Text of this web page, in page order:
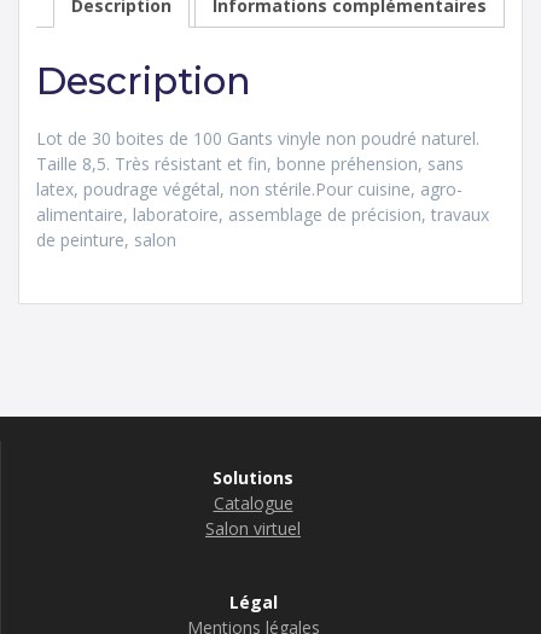
Description Informations complémentaires
Description
Lot de 30 boites de 100 Gants vinyle non poudré naturel.
Taille 8,5. Très résistant et fin, bonne préhension, sans
latex, poudrage végétal, non stérile.Pour cuisine, agro-
alimentaire, laboratoire, assemblage de précision, travaux
de peinture, salon
Solutions
Catalogue
Salon virtuel
Légal
Mentions légales